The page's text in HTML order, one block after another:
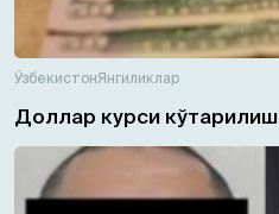
ЎзбекистонЯнгиликлар
Доллар курси